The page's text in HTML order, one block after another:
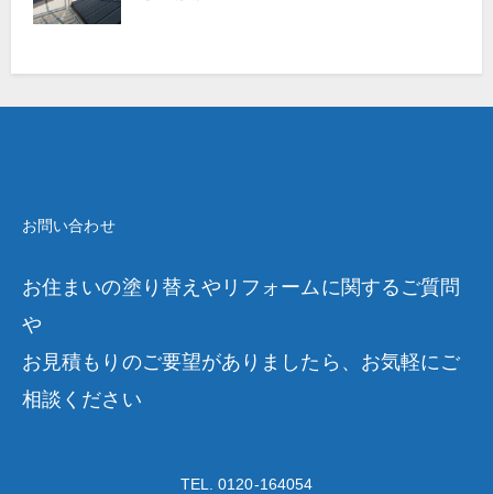
お問い合わせ
お住まいの塗り替えやリフォームに関するご質問
や
お見積もりのご要望がありましたら、お気軽にご
相談ください
TEL. 0120-164054